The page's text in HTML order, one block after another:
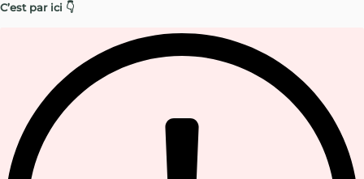
C’est par ici 👇